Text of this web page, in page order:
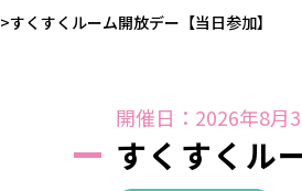
>すくすくルーム開放デー【当日参加】
開催日：2026年8月
すくすくル